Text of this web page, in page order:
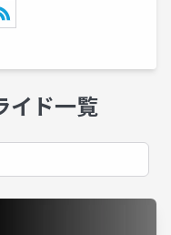
イド一覧